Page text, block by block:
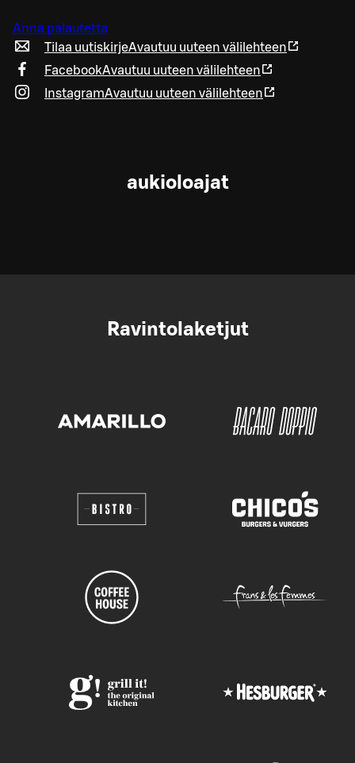
Anna palautetta
Tilaa uutiskirjeAvautuu uuteen välilehteen
FacebookAvautuu uuteen välilehteen
InstagramAvautuu uuteen välilehteen
aukioloajat
Ravintolaketjut